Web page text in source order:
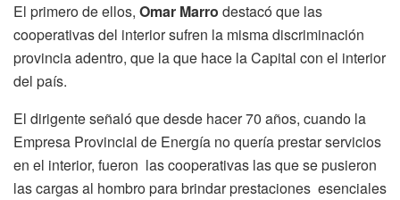
El primero de ellos, Omar Marro destacó que las
cooperativas del interior sufren la misma discriminación
provincia adentro, que la que hace la Capital con el interior
del país.
El dirigente señaló que desde hacer 70 años, cuando la
Empresa Provincial de Energía no quería prestar servicios
en el interior, fueron las cooperativas las que se pusieron
las cargas al hombro para brindar prestaciones esenciales